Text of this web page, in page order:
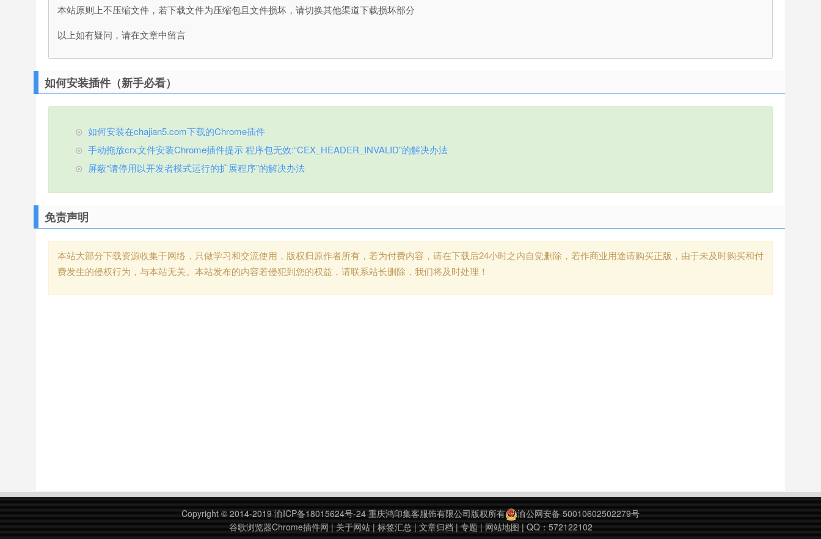
本站原则上不压缩文件，若下载文件为压缩包且文件损坏，请切换其他渠道下载损坏部分
以上如有疑问，请在文章中留言
如何安装插件（新手必看）
如何安装在chajian5.com下载的Chrome插件
手动拖放crx文件安装Chrome插件提示 程序包无效:“CEX_HEADER_INVALID”的解决办法
屏蔽“请停用以开发者模式运行的扩展程序”的解决办法
免责声明
本站大部分下载资源收集于网络，只做学习和交流使用，版权归原作者所有，若为付费内容，请在下载后24小时之内自觉删除，若作商业用途请购买正版，由于未及时购买和付
费发生的侵权行为，与本站无关。本站发布的内容若侵犯到您的权益，请联系站长删除，我们将及时处理！
Copyright © 2014-2019 渝ICP备18015624号-24 重庆鸿印集客服饰有限公司版权所有
渝公网安备 50010602502279号
谷歌浏览器Chrome插件网 | 关于网站| 标签汇总| 文章归档 | 专题 | 网站地图 | QQ：572122102